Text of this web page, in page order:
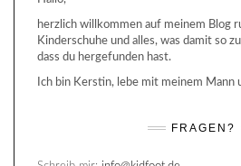
herzlich willkommen auf meinem Blog
Kinderschuhe und alles, was damit so
dass du hergefunden hast.
Ich bin Kerstin, lebe mit meinem Mann
FRAGEN?